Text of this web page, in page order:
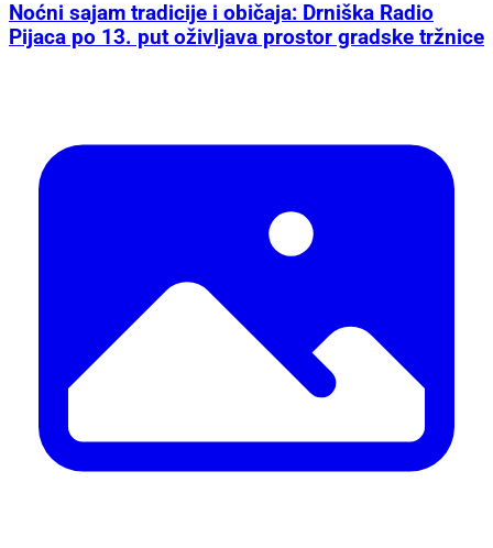
Noćni sajam tradicije i običaja: Drniška Radio
Pijaca po 13. put oživljava prostor gradske tržnice